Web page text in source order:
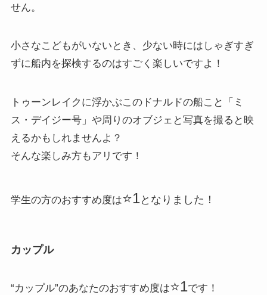
せん。
小さなこどもがいないとき、少ない時にはしゃぎすぎ
ずに船内を探検するのはすごく楽しいですよ！
トゥーンレイクに浮かぶこのドナルドの船こと「ミ
ス・デイジー号」や周りのオブジェと写真を撮ると映
えるかもしれませんよ？
そんな楽しみ方もアリです！
学生の方のおすすめ度は⭐️1となりました！
カップル
“カップル”のあなたのおすすめ度は⭐️1です！